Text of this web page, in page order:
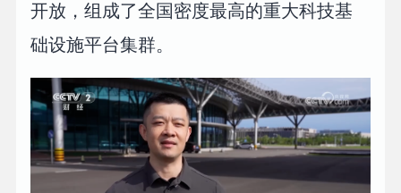
开放，组成了全国密度最高的重大科技基
础设施平台集群。